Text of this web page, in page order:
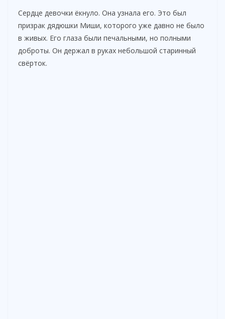
Сердце девочки ёкнуло. Она узнала его. Это был
призрак дядюшки Миши, которого уже давно не было
в живых. Его глаза были печальными, но полными
доброты. Он держал в руках небольшой старинный
свёрток.